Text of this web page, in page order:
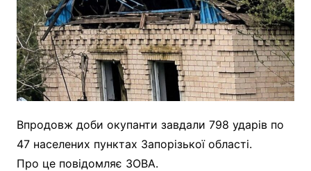
Впродовж доби окупанти завдали 798 ударів по
47 населених пунктах Запорізької області.
Про це повідомляє ЗОВА.